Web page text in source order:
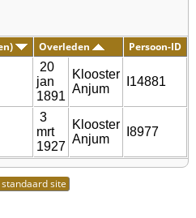
Overleden Persoon-ID
20
jan
1891
Klooster
Anjum
I14881
3
mrt
1927
Klooster
Anjum
I8977
site